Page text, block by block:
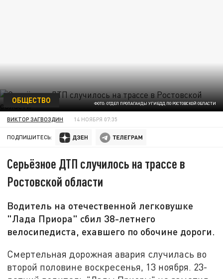
ФОТО: ОТДЕЛ ПРОПАГАНДЫ УГИБДД ПО РОСТОВСКОЙ ОБЛАСТИ
ОБЩЕСТВО
ВИКТОР ЗАГВОЗДИН 14 НОЯБРЯ 07:35
ПОДПИШИТЕСЬ:
Серьёзное ДТП случилось на трассе в
Ростовской области
Водитель на отечественной легковушке
"Лада Приора" сбил 38-летнего
велосипедиста, ехавшего по обочине дороги.
Смертельная дорожная авария случилась во
второй половине воскресенья, 13 ноября. 23-